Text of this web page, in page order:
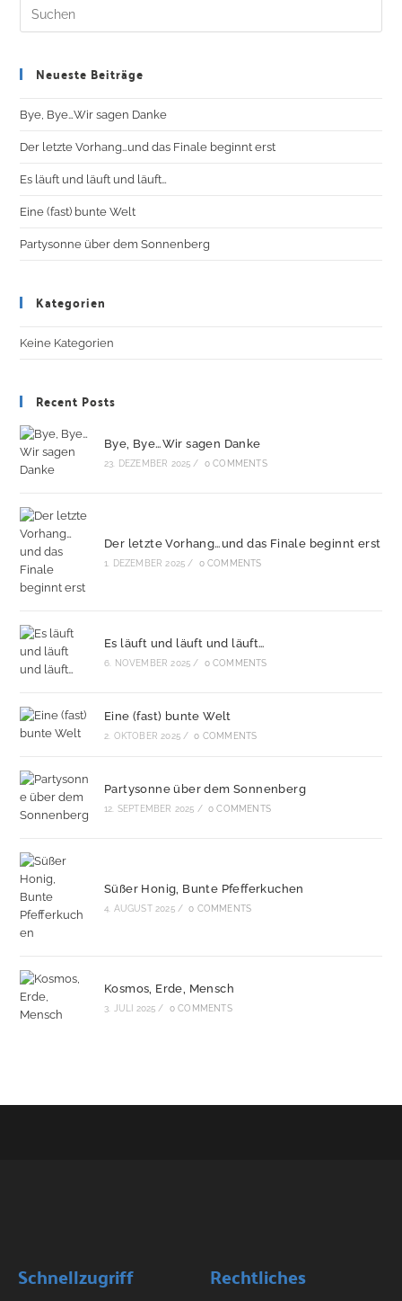
Neueste Beiträge
Bye, Bye…Wir sagen Danke
Der letzte Vorhang…und das Finale beginnt erst
Es läuft und läuft und läuft…
Eine (fast) bunte Welt
Partysonne über dem Sonnenberg
Kategorien
Keine Kategorien
Recent Posts
Bye, Bye…Wir sagen Danke
23. DEZEMBER 2025 / 0 COMMENTS
Der letzte Vorhang…und das Finale beginnt erst
1. DEZEMBER 2025 / 0 COMMENTS
Es läuft und läuft und läuft…
6. NOVEMBER 2025 / 0 COMMENTS
Eine (fast) bunte Welt
2. OKTOBER 2025 / 0 COMMENTS
Partysonne über dem Sonnenberg
12. SEPTEMBER 2025 / 0 COMMENTS
Süßer Honig, Bunte Pfefferkuchen
4. AUGUST 2025 / 0 COMMENTS
Kosmos, Erde, Mensch
3. JULI 2025 / 0 COMMENTS
Schnellzugriff Rechtliches